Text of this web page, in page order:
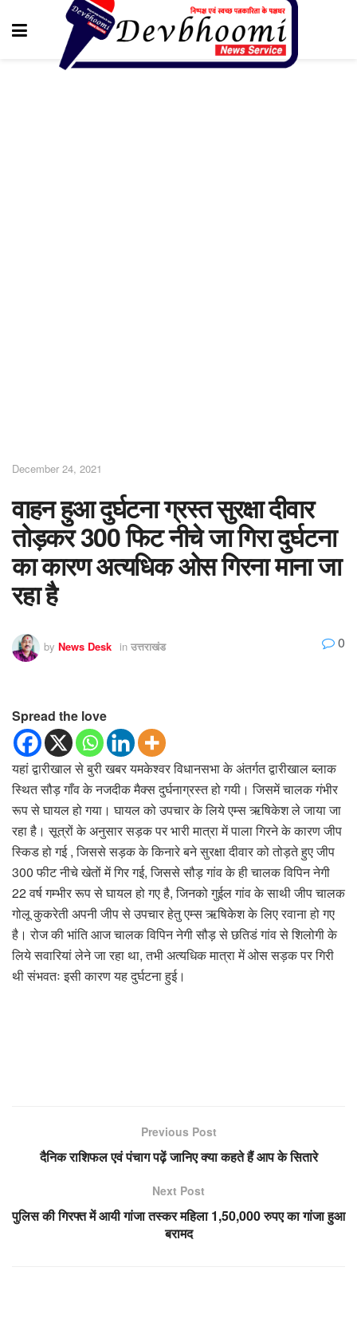
December 24, 2021
वाहन हुआ दुर्घटना ग्रस्त सुरक्षा दीवार
तोड़कर 300 फिट नीचे जा गिरा दुर्घटना
का कारण अत्यधिक ओस गिरना माना जा
रहा है
by News Desk in उत्तराखंड 0
Spread the love
यहां द्वारीखाल से बुरी खबर यमकेश्वर विधानसभा के अंतर्गत द्वारीखाल ब्लाक
स्थित सौड़ गाँव के नजदीक मैक्स दुर्घनाग्रस्त हो गयी। जिसमें चालक गंभीर
रूप से घायल हो गया। घायल को उपचार के लिये एम्स ऋषिकेश ले जाया जा
रहा है। सूत्रों के अनुसार सड़क पर भारी मात्रा में पाला गिरने के कारण जीप
स्किड हो गई , जिससे सड़क के किनारे बने सुरक्षा दीवार को तोड़ते हुए जीप
300 फीट नीचे खेतों में गिर गई, जिससे सौड़ गांव के ही चालक विपिन नेगी
22 वर्ष गम्भीर रूप से घायल हो गए है, जिनको गुईल गांव के साथी जीप चालक
गोलू कुकरेती अपनी जीप से उपचार हेतु एम्स ऋषिकेश के लिए रवाना हो गए
है। रोज की भांति आज चालक विपिन नेगी सौड़ से छतिडं गांव से शिलोगी के
लिये सवारियां लेने जा रहा था, तभी अत्यधिक मात्रा में ओस सड़क पर गिरी
थी संभवतः इसी कारण यह दुर्घटना हुई।
Previous Post
दैनिक राशिफल एवं पंचाग पढ़ें जानिए क्या कहते हैं आप के सितारे
Next Post
पुलिस की गिरफ्त में आयी गांजा तस्कर महिला 1,50,000 रुपए का गांजा हुआ
बरामद